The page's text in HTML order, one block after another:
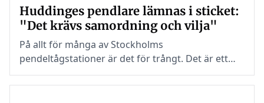
Huddinges pendlare lämnas i sticket:
"Det krävs samordning och vilja"
På allt för många av Stockholms
pendeltågstationer är det för trångt. Det är ett
problem som går att lösa, men där viljan från
region och kommuner saknas.